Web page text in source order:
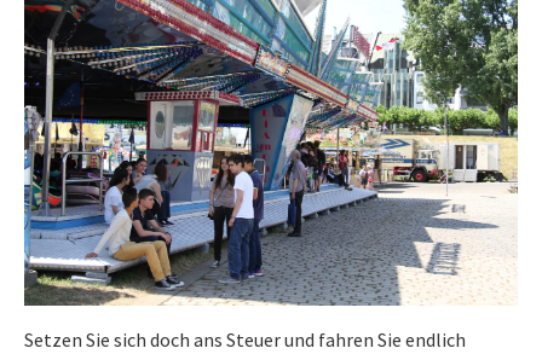
Setzen Sie sich doch ans Steuer und fahren Sie endlich